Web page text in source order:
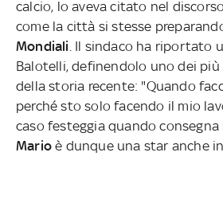
calcio, lo aveva citato nel
come la città si stesse
Mondiali . Il sindaco ha riportato
Balotelli, definendolo uno dei
della storia recente: "Quando
perché sto solo facendo il mio
caso festeggia quando consegna
Mario è dunque una star anche in